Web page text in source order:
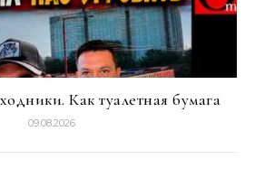
Как туалетная бумага
09.08.2026